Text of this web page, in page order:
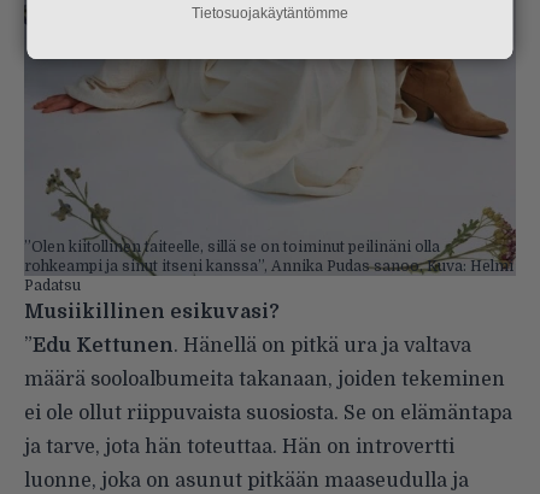
”Olen kiitollinen taiteelle, sillä se on toiminut peilinäni olla
rohkeampi ja sinut itseni kanssa”, Annika Pudas sanoo. Kuva: Helmi
Padatsu
Musiikillinen esikuvasi?
”Edu Kettunen. Hänellä on pitkä ura ja valtava
määrä sooloalbumeita takanaan, joiden tekeminen
ei ole ollut riippuvaista suosiosta. Se on elämäntapa
ja tarve, jota hän toteuttaa. Hän on introvertti
luonne, joka on asunut pitkään maaseudulla ja
Tietosuojakäytäntömme